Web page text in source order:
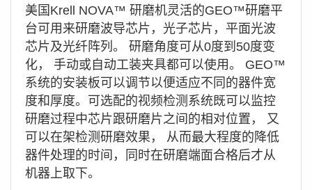
美国 Krell NOVA™ 研磨机灵活的GEO™研磨平
台可用来研磨波导芯片，光子芯片，平面光波
芯片及光纤阵列。 研磨角度可从0度到50度变
化， 手动或自动工装夹具都可以使用。 GEO™
系统的安装板可以调节以便适应不同的器件宽
度和厚度。可选配的视频检测系统既可以监控
研磨过程中芯片跟研磨片之间的相对位置， 又
可以在架检测研磨效果， 从而最大程度的降低
器件处理的时间，同时在研磨端面合格后才从
机器上取下。